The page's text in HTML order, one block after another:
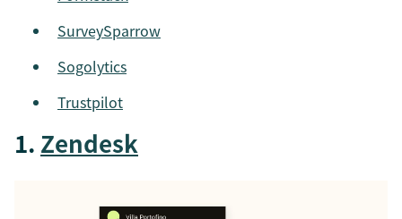
SurveySparrow
Sogolytics
Trustpilot
1. Zendesk